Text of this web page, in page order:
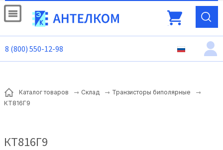
8 (800) 550-12-98
Каталог товаров Склад
Транзисторы биполярные
КТ816Г9
КТ816Г9